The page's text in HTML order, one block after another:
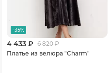
-35%
4 433 ₽ 6 820₽
Платье из велюра "Charm"